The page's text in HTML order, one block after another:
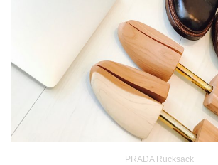
PRADA Rucksack